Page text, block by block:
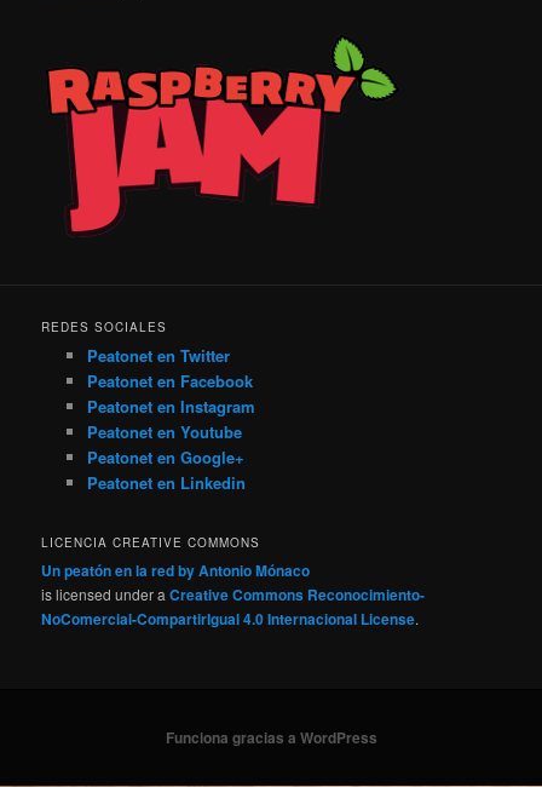
REDES SOCIALES
Peatonet en Twitter
Peatonet en Facebook
Peatonet en Instagram
Peatonet en Youtube
Peatonet en Google+
Peatonet en Linkedin
LICENCIA CREATIVE COMMONS
Un peatón en la redbyAntonio Mónaco
is licensed under aCreative Commons Reconocimiento-
NoComercial-CompartirIgual 4.0 Internacional License.
Funciona gracias a WordPress